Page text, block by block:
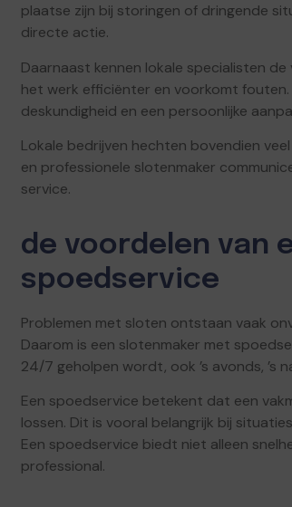
plaatse zijn bij storingen of dringende
directe actie.
Daarnaast kennen lokale specialisten
het werk efficiënter en voorkomt
deskundigheid en een persoonlijke
Lokale bedrijven hechten bovendien
en professionele slotenmaker
service.
de voordelen van
spoedservice
Problemen met sloten ontstaan vaak
Daarom is een slotenmaker met
24/7 geholpen wordt, ook ’s avonds, ’s
Een spoedservice betekent dat een
lossen. Dit is vooral belangrijk bij
Een spoedservice biedt niet alleen
professional.